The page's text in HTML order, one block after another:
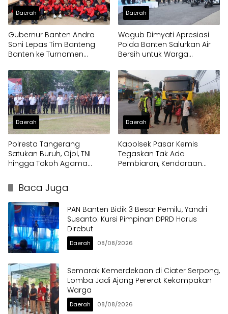
Daerah
Gubernur Banten Andra
Soni Lepas Tim Banteng
Banten ke Turnamen
Daerah
Wagub Dimyati Apresiasi
Polda Banten Salurkan Air
Bersih untuk Warga
Daerah
Polresta Tangerang
Satukan Buruh, Ojol, TNI
hingga Tokoh Agama
Daerah
Kapolsek Pasar Kemis
Tegaskan Tak Ada
Pembiaran, Kendaraan
Baca Juga
PAN Banten Bidik 3 Besar Pemilu, Yandri
Susanto: Kursi Pimpinan DPRD Harus
Direbut
Daerah 08/08/2026
Semarak Kemerdekaan di Ciater Serpong,
Lomba Jadi Ajang Pererat Kekompakan
Warga
Daerah 08/08/2026